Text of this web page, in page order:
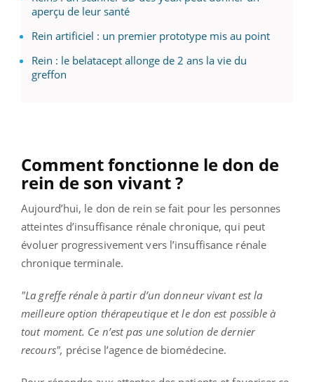
aperçu de leur santé
Rein artificiel : un premier prototype mis au point
Rein : le belatacept allonge de 2 ans la vie du
greffon
Comment fonctionne le don de
rein de son vivant ?
Aujourd’hui, le don de rein se fait pour les personnes
atteintes d’insuffisance rénale chronique, qui peut
évoluer progressivement vers l’insuffisance rénale
chronique terminale.
"La greffe rénale à partir d’un donneur vivant est la
meilleure option thérapeutique et le don est possible à
tout moment. Ce n’est pas une solution de dernier
recours", précise l’agence de biomédecine.